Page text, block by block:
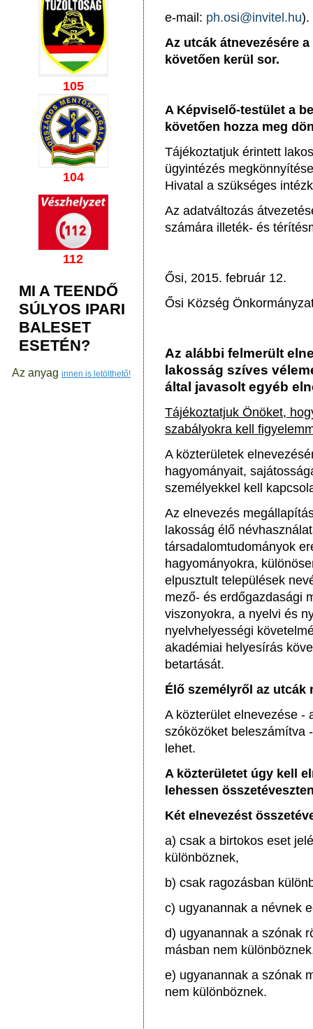
105
104
112
MI A TEENDŐ
SÚLYOS IPARI
BALESET
ESETÉN?
Az anyag innen is letölthető!
e-mail: ph.osi@invitel.hu).
Az utcák átnevezésére
követően kerül sor.
A Képviselő-testület a
követően hozza meg
Tájékoztatjuk érintett
ügyintézés
Hivatal a szükséges
Az adatváltozás
számára illeték- és
Ősi, 2015. február 12.
Ősi Község
Az alábbi felmerült
lakosság szíves
által javasolt egyéb
Tájékoztatjuk Önöket,
szabályokra kell
A közterületek
hagyományait,
személyekkel kell
Az elnevezés
lakosság élő
társadalomtudományok
hagyományokra,
elpusztult települések
mező- és erdőgazdasági
viszonyokra, a nyelvi és
nyelvhelyességi
akadémiai helyesírás
betartását.
Élő személyről az utcák
A közterület elnevezése -
szóközöket beleszámítva
lehet.
A közterületet úgy kell
lehessen
Két elnevezést
a) csak a birtokos eset
különböznek,
b) csak ragozásban
c) ugyanannak a névnek
d) ugyanannak a szónak
másban nem
e) ugyanannak a szónak
nem különböznek.